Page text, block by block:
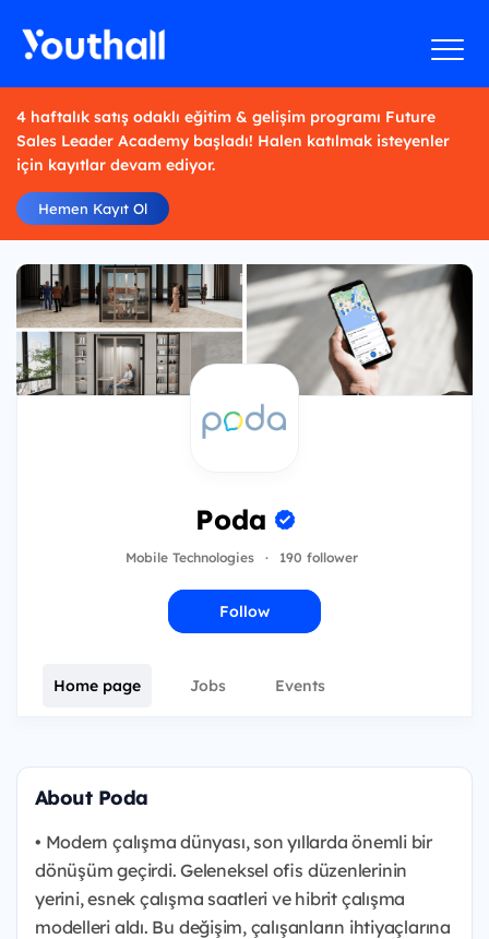
4 haftalık satış odaklı eğitim & gelişim programı Future
Sales Leader Academy başladı! Halen katılmak isteyenler
için kayıtlar devam ediyor.
Hemen Kayıt Ol
Poda
Mobile Technologies · 190 follower
Follow
Home page Jobs Events
About Poda
• Modern çalışma dünyası, son yıllarda önemli bir
dönüşüm geçirdi. Geleneksel ofis düzenlerinin
yerini, esnek çalışma saatleri ve hibrit çalışma
modelleri aldı. Bu değişim, çalışanların ihtiyaçlarına